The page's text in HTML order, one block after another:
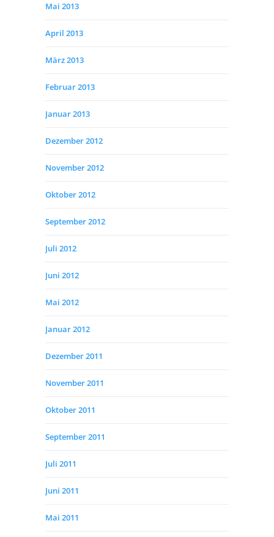
Mai 2013
April 2013
März 2013
Februar 2013
Januar 2013
Dezember 2012
November 2012
Oktober 2012
September 2012
Juli 2012
Juni 2012
Mai 2012
Januar 2012
Dezember 2011
November 2011
Oktober 2011
September 2011
Juli 2011
Juni 2011
Mai 2011